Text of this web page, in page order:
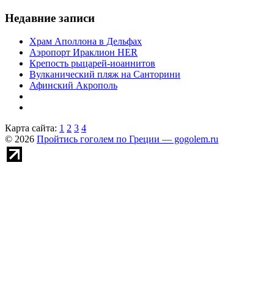
Недавние записи
Храм Аполлона в Дельфах
Аэропорт Ираклион HER
Крепость рыцарей-иоаннитов
Вулканический пляж на Санторини
Афинский Акрополь
Карта сайта: 1 2 3 4
© 2026 Пройтись гоголем по Греции — gogolem.ru